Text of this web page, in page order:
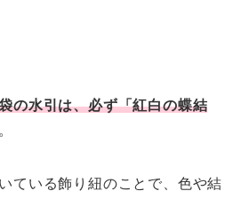
の水引は、必ず「紅白の蝶結
。
ている飾り紐のことで、色や結